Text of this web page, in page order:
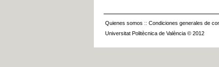
Quienes somos :: Condiciones generales de
Universitat Politècnica de València © 2012